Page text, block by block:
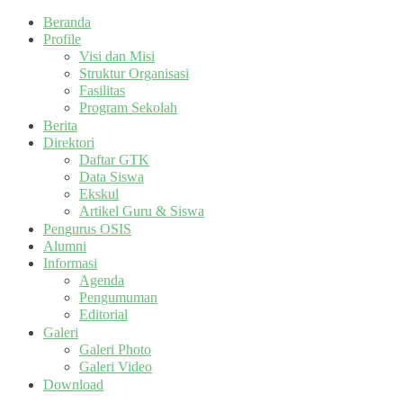
Beranda
Profile
Visi dan Misi
Struktur Organisasi
Fasilitas
Program Sekolah
Berita
Direktori
Daftar GTK
Data Siswa
Ekskul
Artikel Guru & Siswa
Pengurus OSIS
Alumni
Informasi
Agenda
Pengumuman
Editorial
Galeri
Galeri Photo
Galeri Video
Download